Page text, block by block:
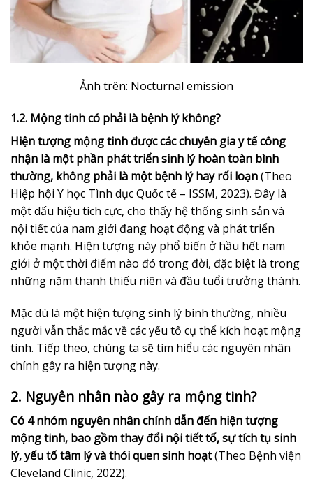
Ảnh trên: Nocturnal emission
1.2. Mộng tinh có phải là bệnh lý không?
Hiện tượng mộng tinh được các chuyên gia y tế công
nhận là một phần phát triển sinh lý hoàn toàn bình
thường, không phải là một bệnh lý hay rối loạn(Theo
Hiệp hội Y học Tình dục Quốc tế – ISSM, 2023). Đây là
một dấu hiệu tích cực, cho thấy hệ thống sinh sản và
nội tiết của nam giới đang hoạt động và phát triển
khỏe mạnh. Hiện tượng này phổ biến ở hầu hết nam
giới ở một thời điểm nào đó trong đời, đặc biệt là trong
những năm thanh thiếu niên và đầu tuổi trưởng thành.
Mặc dù là một hiện tượng sinh lý bình thường, nhiều
người vẫn thắc mắc về các yếu tố cụ thể kích hoạt mộng
tinh. Tiếp theo, chúng ta sẽ tìm hiểu các nguyên nhân
chính gây ra hiện tượng này.
2. Nguyên nhân nào gây ra mộng tinh?
Có 4 nhóm nguyên nhân chính dẫn đến hiện tượng
mộng tinh, bao gồm thay đổi nội tiết tố, sự tích tụ sinh
lý, yếu tố tâm lý và thói quen sinh hoạt(Theo Bệnh viện
Cleveland Clinic, 2022).